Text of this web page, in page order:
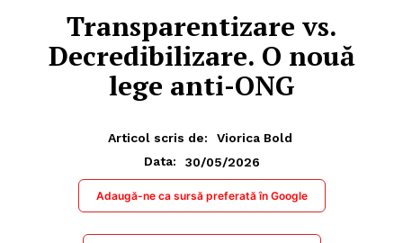
Transparentizare vs.
Decredibilizare. O nouă
lege anti-ONG
Articol scris de:
Viorica Bold
Data:
30/05/2026
Adaugă-ne ca sursă preferată în Google